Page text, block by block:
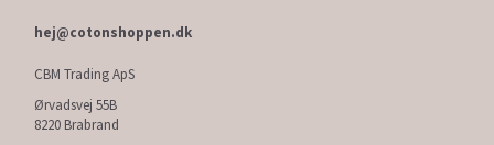
hej@cotonshoppen.dk
CBM Trading ApS
Ørvadsvej 55B
8220 Brabrand